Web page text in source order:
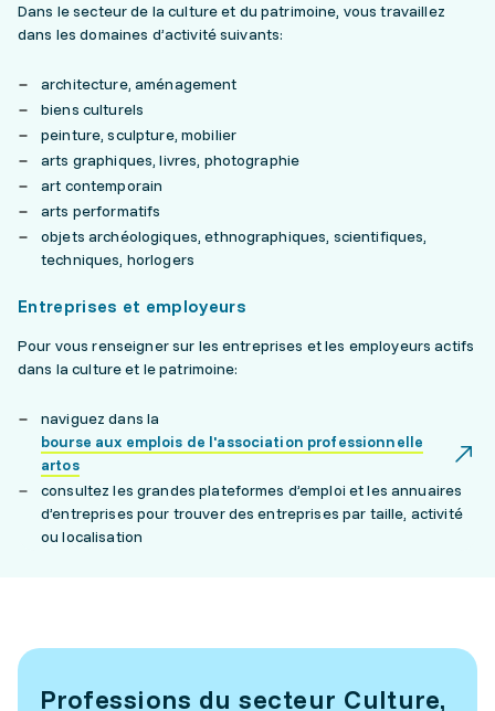
Dans le secteur de la culture et du patrimoine, vous travaillez
dans les domaines d’activité suivants:
architecture, aménagement
biens culturels
peinture, sculpture, mobilier
arts graphiques, livres, photographie
art contemporain
arts performatifs
objets archéologiques, ethnographiques, scientifiques,
techniques, horlogers
Entreprises et employeurs
Pour vous renseigner sur les entreprises et les employeurs actifs
dans la culture et le patrimoine:
naviguez dans la
bourse aux emplois de l'association professionnelle
artos
consultez les grandes plateformes d’emploi et les annuaires
d’entreprises pour trouver des entreprises par taille, activité
ou localisation
Professions du secteur Culture,